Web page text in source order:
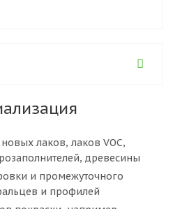
лаков, лаков VOC,
древесины
и промежуточного
и профилей